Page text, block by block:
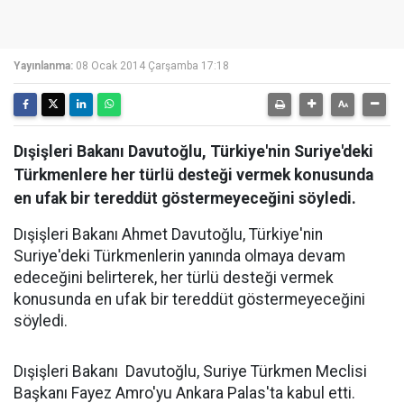
Yayınlanma: 08 Ocak 2014 Çarşamba 17:18
Dışişleri Bakanı Davutoğlu, Türkiye'nin Suriye'deki
Türkmenlere her türlü desteği vermek konusunda
en ufak bir tereddüt göstermeyeceğini söyledi.
Dışişleri Bakanı Ahmet Davutoğlu, Türkiye'nin
Suriye'deki Türkmenlerin yanında olmaya devam
edeceğini belirterek, her türlü desteği vermek
konusunda en ufak bir tereddüt göstermeyeceğini
söyledi.
Dışişleri Bakanı Davutoğlu, Suriye Türkmen Meclisi
Başkanı Fayez Amro'yu Ankara Palas'ta kabul etti.